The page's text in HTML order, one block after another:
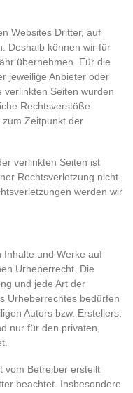
Websites Dritter, auf
Deshalb können wir für
übernehmen. Für die
jeweilige Anbieter oder
verlinkten Seiten wurden
Rechtsverstöße
Zeitpunkt der
verlinkten Seiten ist
Rechtsverletzung nicht
werden wir
Inhalte und Werke auf
Urheberrecht. Die
und jede Art der
Urheberrechtes bedürfen
Autors bzw. Erstellers.
nur für den privaten,
vom Betreiber erstellt
beachtet. Insbesondere